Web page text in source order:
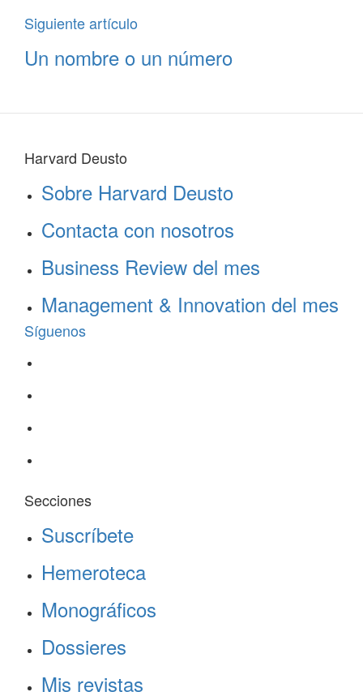
Siguiente artículo
Un nombre o un número
Harvard Deusto
Sobre Harvard Deusto
Contacta con nosotros
Business Review del mes
Management & Innovation del mes
Síguenos
Secciones
Suscríbete
Hemeroteca
Monográficos
Dossieres
Mis revistas